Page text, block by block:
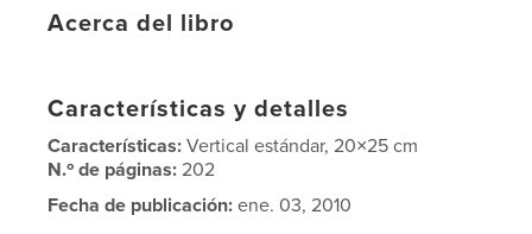
Acerca del libro
Características y detalles
Características:Vertical estándar, 20×25 cm
N.º de páginas:202
Fecha de publicación: ene. 03, 2010